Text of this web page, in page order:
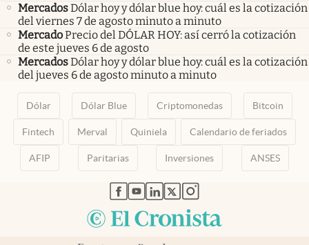
MercadosDólar hoy y dólar blue hoy: cuál es la cotización
del viernes 7 de agosto minuto a minuto
MercadoPrecio del DÓLAR HOY: así cerró la cotización
de este jueves 6 de agosto
MercadosDólar hoy y dólar blue hoy: cuál es la cotización
del jueves 6 de agosto minuto a minuto
Dólar Dólar Blue Criptomonedas Bitcoin
Fintech Merval Quiniela Calendario de feriados
AFIP Paritarias Inversiones ANSES
abre en nueva pestaña
abre en nueva pestaña
abre en nueva pestaña
abre en nueva pestaña
abre en nueva pestaña